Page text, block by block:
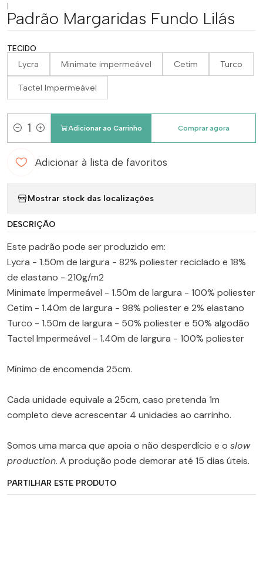
|
Padrão Margaridas Fundo Lilás
TECIDO
Lycra Minimate impermeável Cetim Turco
Tactel Impermeável
Quantidade
Adicionar ao Carrinho Comprar agora
Adicionar à lista de favoritos
Mostrar stock das localizações
DESCRIÇÃO
Este padrão pode ser produzido em:
Lycra - 1.50m de largura - 82% poliester reciclado e 18%
de elastano - 210g/m2
Minimate Impermeável - 1.50m de largura - 100% poliester
Cetim - 1.40m de largura - 98% poliester e 2% elastano
Turco - 1.50m de largura - 50% poliester e 50% algodão
Tactel Impermeável - 1.40m de largura - 100% poliester
Mínimo de encomenda 25cm.
Cada unidade equivale a 25cm, caso pretenda 1m
completo deve acrescentar 4 unidades ao carrinho.
Somos uma marca que apoia o não desperdício e o slow
production. A produção pode demorar até 15 dias úteis.
PARTILHAR ESTE PRODUTO